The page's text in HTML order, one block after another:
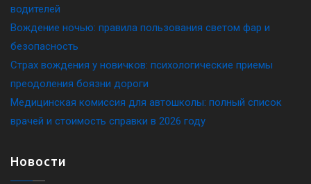
водителей
Вождение ночью: правила пользования светом фар и
безопасность
Страх вождения у новичков: психологические приемы
преодоления боязни дороги
Медицинская комиссия для автошколы: полный список
врачей и стоимость справки в 2026 году
Новости